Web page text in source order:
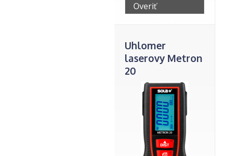
Overiť
telefonicky
Uhlomer
laserovy Metron
20